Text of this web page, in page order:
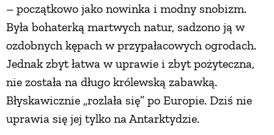
– początkowo jako nowinka i modny snobizm.
Była bohaterką martwych natur, sadzono ją w
ozdobnych kępach w przypałacowych ogrodach.
Jednak zbyt łatwa w uprawie i zbyt pożyteczna,
nie została na długo królewską zabawką.
Błyskawicznie „rozlała się” po Europie. Dziś nie
uprawia się jej tylko na Antarktydzie.